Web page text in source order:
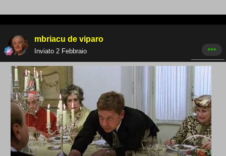
mbriacu de viparo
Inviato 2 Febbraio